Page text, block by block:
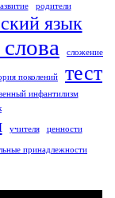
родители
язык
сложение
поколений тест
инфантилизм
учителя ценности
принадлежности